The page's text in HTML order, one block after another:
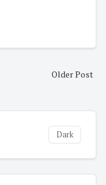
Older Post
Dark